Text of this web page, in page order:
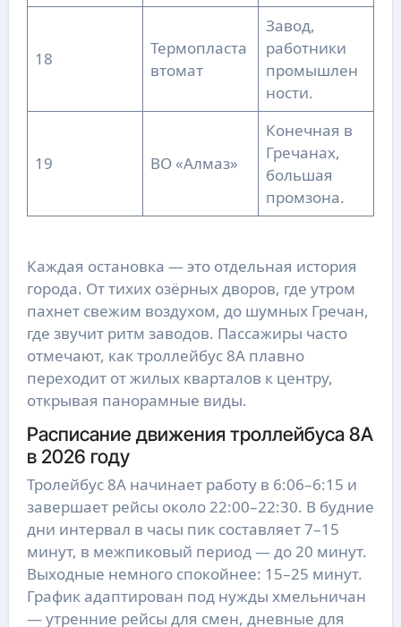
18
Термопласта
втомат
Завод,
работники
промышлен
ности.
19 ВО «Алмаз»
Конечная в
Гречанах,
большая
промзона.
Каждая остановка — это отдельная история
города. От тихих озёрных дворов, где утром
пахнет свежим воздухом, до шумных Гречан,
где звучит ритм заводов. Пассажиры часто
отмечают, как троллейбус 8А плавно
переходит от жилых кварталов к центру,
открывая панорамные виды.
Расписание движения троллейбуса 8А
в 2026 году
Тролейбус 8А начинает работу в 6:06–6:15 и
завершает рейсы около 22:00–22:30. В будние
дни интервал в часы пик составляет 7–15
минут, в межпиковый период — до 20 минут.
Выходные немного спокойнее: 15–25 минут.
График адаптирован под нужды хмельничан
— утренние рейсы для смен, дневные для